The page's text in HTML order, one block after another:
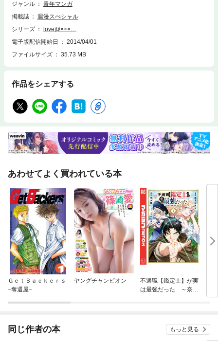
ジャンル
青年マンガ
掲載誌
週漫スぺシャル
シリーズ
love@×××…
電子版配信開始日
2014/04/01
ファイルサイズ
35.73 MB
作品をシェアする
あわせてよく買われている本
ＧｅｔＢａｃｋｅｒｓ
−奪還屋−
ヤングチャンピオン
不遇職【鑑定士】が実
は最強だった ～奈落
同じ作者の本 もっと見る